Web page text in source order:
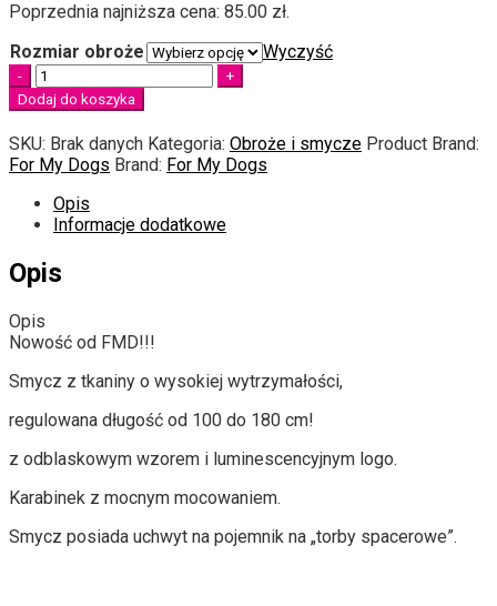
Poprzednia najniższa cena: 85.00 zł.
Rozmiar obroże
Wyczyść
Quantity
Dodaj do koszyka
SKU: Brak danych Kategoria: Obroże i smycze Product Brand:
For My Dogs Brand: For My Dogs
Opis
Informacje dodatkowe
Opis
Opis
Nowość od FMD!!!
Smycz z tkaniny o wysokiej wytrzymałości,
regulowana długość od 100 do 180 cm!
z odblaskowym wzorem i luminescencyjnym logo.
Karabinek z mocnym mocowaniem.
Smycz posiada uchwyt na pojemnik na „torby spacerowe”.